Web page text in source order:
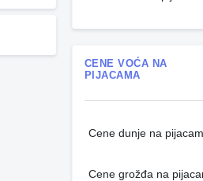
CENE VOĆA NA
PIJACAMA
Cene dunje na
Cene grožđa na